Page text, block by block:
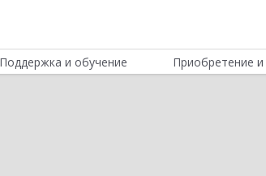
Поддержка и обучение Приобретение и